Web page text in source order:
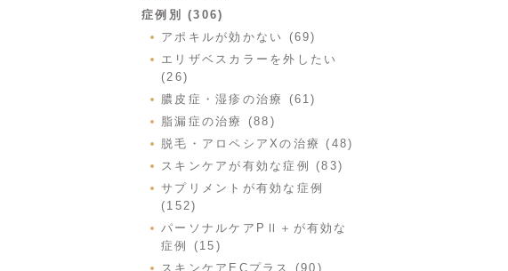
症例別 (306)
アポキルが効かない (69)
エリザベスカラーを外したい
(26)
膿皮症・湿疹の治療 (61)
脂漏症の治療 (88)
脱毛・アロペシアXの治療 (48)
スキンケアが有効な症例 (83)
サプリメントが有効な症例
(152)
パーソナルケアPⅡ＋が有効な
症例 (15)
スキンケアECプラス (90)